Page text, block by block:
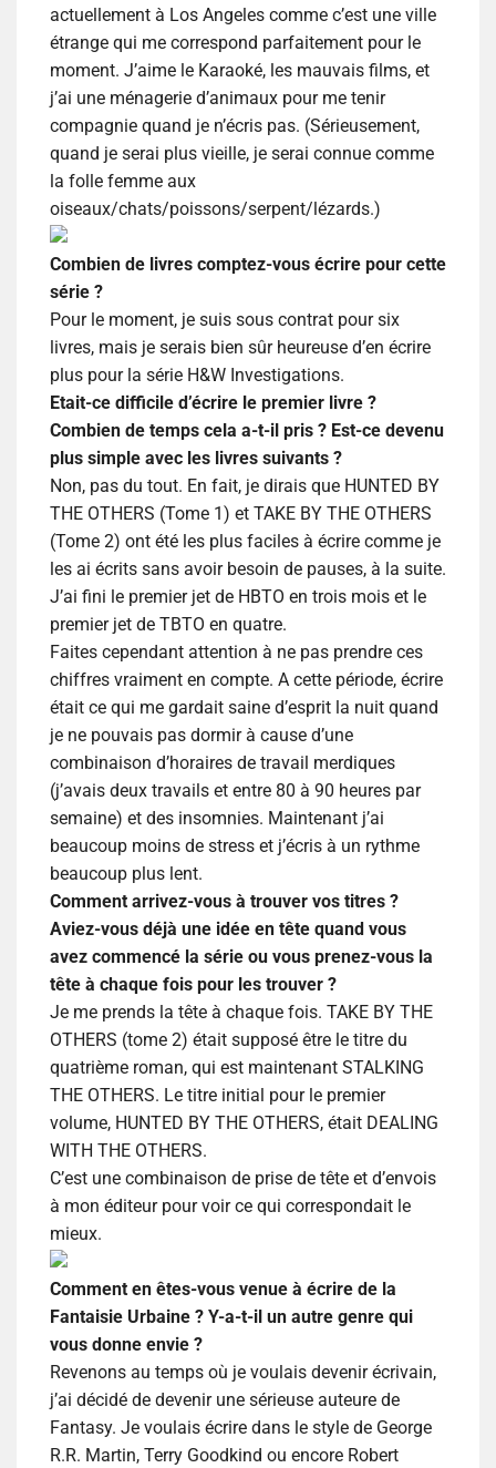
actuellement à Los Angeles comme c’est une ville
étrange qui me correspond parfaitement pour le
moment. J’aime le Karaoké, les mauvais films, et
j’ai une ménagerie d’animaux pour me tenir
compagnie quand je n’écris pas. (Sérieusement,
quand je serai plus vieille, je serai connue comme
la folle femme aux
oiseaux/chats/poissons/serpent/lézards.)
Combien de livres comptez-vous écrire pour cette
série ?
Pour le moment, je suis sous contrat pour six
livres, mais je serais bien sûr heureuse d’en écrire
plus pour la série H&W Investigations.
Etait-ce difficile d’écrire le premier livre ?
Combien de temps cela a-t-il pris ? Est-ce devenu
plus simple avec les livres suivants ?
Non, pas du tout. En fait, je dirais que HUNTED BY
THE OTHERS (Tome 1) et TAKE BY THE OTHERS
(Tome 2) ont été les plus faciles à écrire comme je
les ai écrits sans avoir besoin de pauses, à la suite.
J’ai fini le premier jet de HBTO en trois mois et le
premier jet de TBTO en quatre.
Faites cependant attention à ne pas prendre ces
chiffres vraiment en compte. A cette période, écrire
était ce qui me gardait saine d’esprit la nuit quand
je ne pouvais pas dormir à cause d’une
combinaison d’horaires de travail merdiques
(j’avais deux travails et entre 80 à 90 heures par
semaine) et des insomnies. Maintenant j’ai
beaucoup moins de stress et j’écris à un rythme
beaucoup plus lent.
Comment arrivez-vous à trouver vos titres ?
Aviez-vous déjà une idée en tête quand vous
avez commencé la série ou vous prenez-vous la
tête à chaque fois pour les trouver ?
Je me prends la tête à chaque fois. TAKE BY THE
OTHERS (tome 2) était supposé être le titre du
quatrième roman, qui est maintenant STALKING
THE OTHERS. Le titre initial pour le premier
volume, HUNTED BY THE OTHERS, était DEALING
WITH THE OTHERS.
C’est une combinaison de prise de tête et d’envois
à mon éditeur pour voir ce qui correspondait le
mieux.
Comment en êtes-vous venue à écrire de la
Fantaisie Urbaine ? Y-a-t-il un autre genre qui
vous donne envie ?
Revenons au temps où je voulais devenir écrivain,
j’ai décidé de devenir une sérieuse auteure de
Fantasy. Je voulais écrire dans le style de George
R.R. Martin, Terry Goodkind ou encore Robert